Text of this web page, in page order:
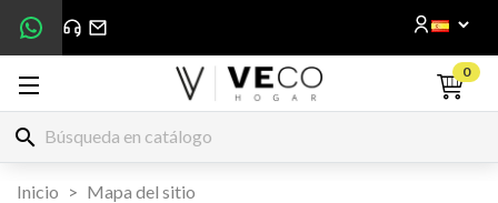
0
search
Inicio Mapa del sitio